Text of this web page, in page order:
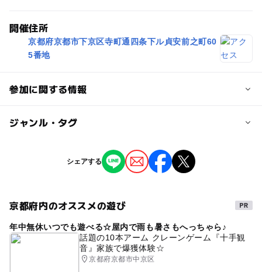
開催住所
京都府京都市下京区寺町通四条下ル貞安前之町60
5番地
参加に関する情報
対象年齢
3歳･4歳･5歳･6歳(幼児) 小学生 中学生･高校生
注意・制限事項
※この記事はプレスリリースをもとに「いこーよ」が作成
ジャンル・タグ
街なかイベント
タグ
マルシェ・マーケット ワークショップ
シェアする
京都府内のオススメの遊び
年中無休いつでも遊べる☆屋内で雨も暑さもへっちゃら♪
話題の10本アーム クレーンゲーム『十手観
音』家族で爆獲体験☆
京都府京都市中京区